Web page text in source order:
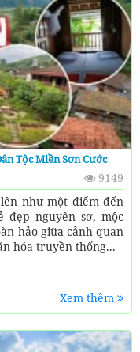
Tộc Miền Sơn Cước
9149
như một điểm đến
đẹp nguyên sơ, mộc
hảo giữa cảnh quan
hóa truyền thống...
Xem thêm